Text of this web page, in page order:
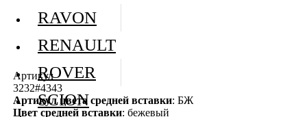
Артикул
3232#4343
Артикул цвета средней вставки: БЖ
Цвет средней вставки: бежевый
RAVON
RENAULT
ROVER
SCION